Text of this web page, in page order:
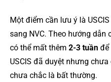
Một điểm cần lưu ý là
sang NVC. Theo hướng dẫn
có thể mất thêm 2-3 tuần để
USCIS đã duyệt nhưng
chưa chắc là bất thường.